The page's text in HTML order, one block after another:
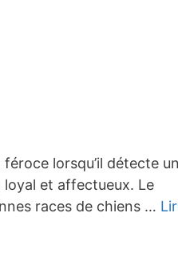
lorsqu’il détecte
loyal et affectueux. Le
races de chiens …